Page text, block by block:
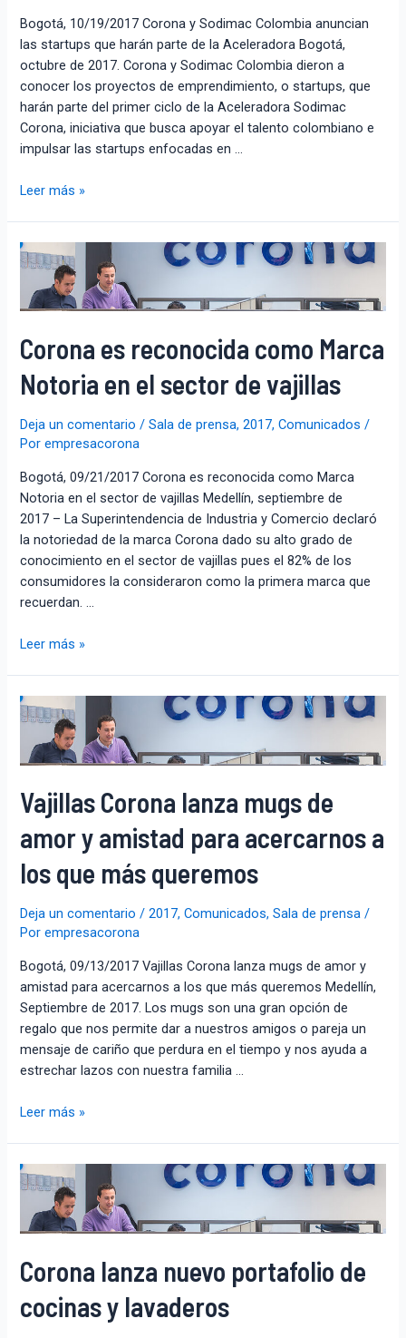
Bogotá, 10/19/2017 Corona y Sodimac Colombia anuncian
las startups que harán parte de la Aceleradora Bogotá,
octubre de 2017. Corona y Sodimac Colombia dieron a
conocer los proyectos de emprendimiento, o startups, que
harán parte del primer ciclo de la Aceleradora Sodimac
Corona, iniciativa que busca apoyar el talento colombiano e
impulsar las startups enfocadas en …
Leer más »
Corona es reconocida como Marca
Notoria en el sector de vajillas
Deja un comentario /Sala de prensa,2017,Comunicados /
Porempresacorona
Bogotá, 09/21/2017 Corona es reconocida como Marca
Notoria en el sector de vajillas Medellín, septiembre de
2017 – La Superintendencia de Industria y Comercio declaró
la notoriedad de la marca Corona dado su alto grado de
conocimiento en el sector de vajillas pues el 82% de los
consumidores la consideraron como la primera marca que
recuerdan. …
Leer más »
Vajillas Corona lanza mugs de
amor y amistad para acercarnos a
los que más queremos
Deja un comentario /2017,Comunicados,Sala de prensa /
Porempresacorona
Bogotá, 09/13/2017 Vajillas Corona lanza mugs de amor y
amistad para acercarnos a los que más queremos Medellín,
Septiembre de 2017. Los mugs son una gran opción de
regalo que nos permite dar a nuestros amigos o pareja un
mensaje de cariño que perdura en el tiempo y nos ayuda a
estrechar lazos con nuestra familia …
Leer más »
Corona lanza nuevo portafolio de
cocinas y lavaderos